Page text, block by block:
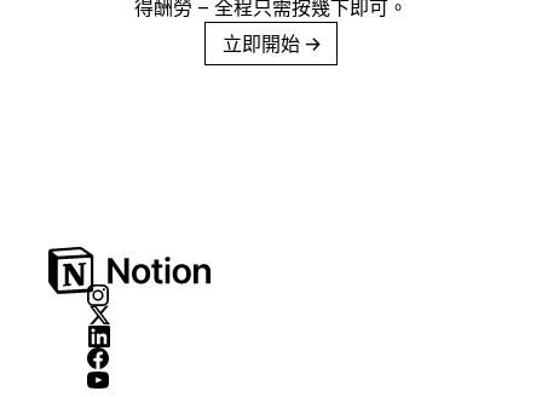
得酬勞 – 全程只需按幾下即可。
立即開始 →